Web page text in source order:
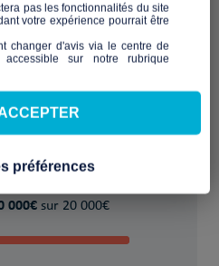
un logement
se reconstruire
et leurs bébés
FINANCÉ !
000€ sur 20 000€
pas les fonctionnalités du site
votre expérience pourrait être
changer d'avis via le centre de
sur notre rubrique
préférences